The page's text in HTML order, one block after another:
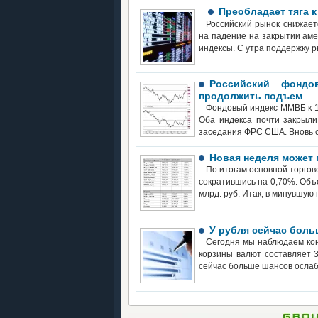
Преобладает тяга
Российский рынок
на падение на закрытии
индексы. С утра поддержку
Российский
продолжить подъем
Фондовый индекс ММВБ к
Оба индекса почти
заседания ФРС США. Вновь
Новая неделя может
По итогам основной
сократившись на 0,70%.
млрд. руб. Итак, в минувшую
У рубля сейчас
Сегодня мы наблюдаем
корзины валют составляет
сейчас больше шансов